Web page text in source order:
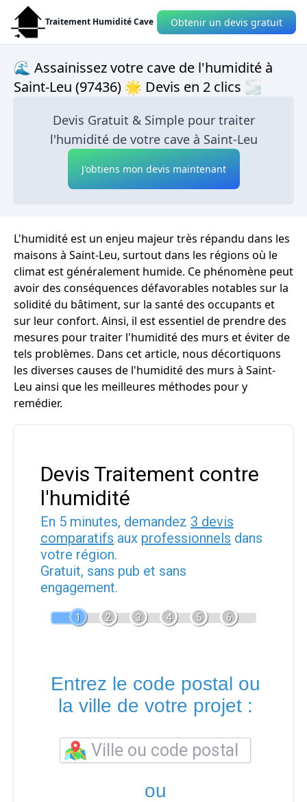
Traitement Humidité Cave Obtenir un devis gratuit
🌊 Assainissez votre cave de l'humidité à
Saint-Leu (97436) 🌟 Devis en 2 clics 🌫
Devis Gratuit & Simple pour traiter
l'humidité de votre cave à Saint-Leu
J'obtiens mon devis maintenant
L'humidité est un enjeu majeur très répandu dans les
maisons à Saint-Leu, surtout dans les régions où le
climat est généralement humide. Ce phénomène peut
avoir des conséquences défavorables notables sur la
solidité du bâtiment, sur la santé des occupants et
sur leur confort. Ainsi, il est essentiel de prendre des
mesures pour traiter l'humidité des murs et éviter de
tels problèmes. Dans cet article, nous décortiquons
les diverses causes de l'humidité des murs à Saint-
Leu ainsi que les meilleures méthodes pour y
remédier.
Devis Traitement contre
l'humidité
En 5 minutes, demandez 3 devis
comparatifs aux professionnels dans
votre région.
Gratuit, sans pub et sans
engagement.
1 2 3 4 5 6
Entrez le code postal ou
la ville de votre projet :
ou